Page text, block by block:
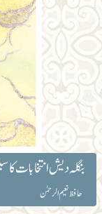
بنگلہ دیش انتخابات کا
حافظ نعیم الرحمٰن